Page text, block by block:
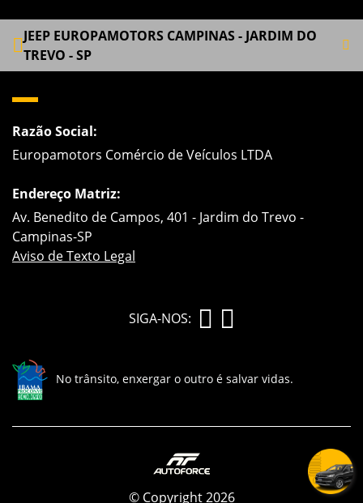
JEEP EUROPAMOTORS CAMPINAS - JARDIM DO
TREVO - SP
Razão Social:
Europamotors Comércio de Veículos LTDA
Endereço Matriz:
Av. Benedito de Campos, 401 - Jardim do Trevo -
Campinas-SP
Aviso de Texto Legal
SIGA-NOS:
No trânsito, enxergar o outro é salvar vidas.
© Copyright 2026